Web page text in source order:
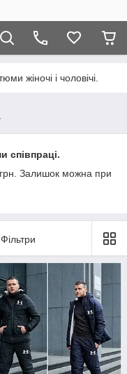
жіночі і чоловічі.
співпраці.
Залишок можна при
Фільтри